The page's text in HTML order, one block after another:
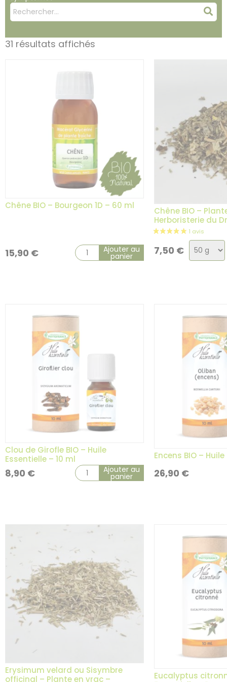
Mots
clés
:
31 résultats affichés
Chêne BIO – Bourgeon 1D – 60 ml
15,90 € Ajouter au
panier
Chêne BIO –
Herboristerie du
7,50 €
Choix
de
Clou de Girofle BIO – Huile
Essentielle – 10 ml
8,90 € Ajouter au
panier
Encens BIO –
26,90 €
Erysimum velard ou Sisymbre
officinal – Plante en vrac –
Eucalyptus